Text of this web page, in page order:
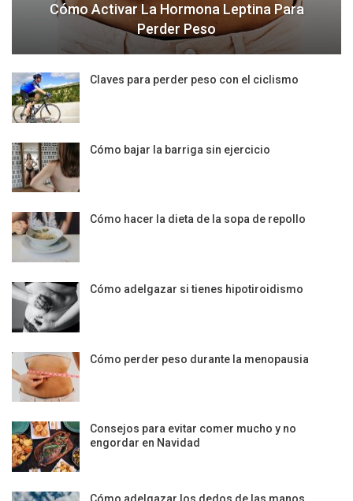
Cómo Activar La Hormona Leptina Para
Perder Peso
Claves para perder peso con el ciclismo
Cómo bajar la barriga sin ejercicio
Cómo hacer la dieta de la sopa de repollo
Cómo adelgazar si tienes hipotiroidismo
Cómo perder peso durante la menopausia
Consejos para evitar comer mucho y no
engordar en Navidad